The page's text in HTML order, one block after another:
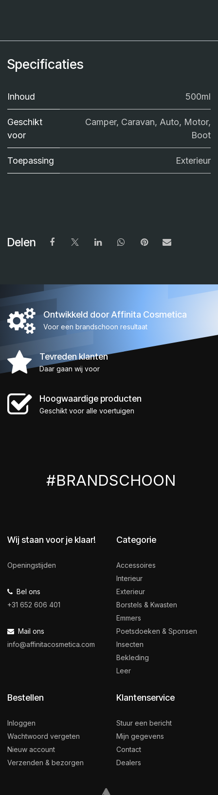
Specificaties
Inhoud 500ml
Geschikt
voor
Camper, Caravan, Auto, Motor,
Boot
Toepassing Exterieur
Delen
Ontwikkeld door Affinita Cosmetica
Voor een brandschoon resultaat
Tevreden klanten
Daar gaan wij voor
Hoogwaardige producten
Geschikt voor alle voertuigen
#BRANDSCHOON
Wij staan voor je klaar!
Openingstijden
Bel ons
+31 652 606 401
Mail ons
info@affinitacosmetica.com
Bestellen
Inloggen
Wachtwoord vergeten
Nieuw account
Verzenden & bezorgen
Categorie
Accessoires
Interieur
Exterieur
Borstels & Kwasten
Emmers
Poetsdoeken & Sponsen
Insecten
Bekleding
Leer
Klantenservice
Stuur een bericht
Mijn gegevens
Contact
Dealers